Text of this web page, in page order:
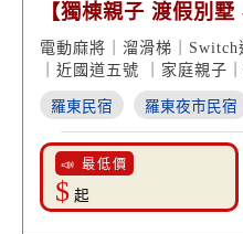
【獨棟親子 渡假別
近國道五號】
電動麻將｜溜滑梯｜
｜近國道五號 ｜家庭親子
羅東民宿 羅東夜市民宿
📣 最低價
$ 起